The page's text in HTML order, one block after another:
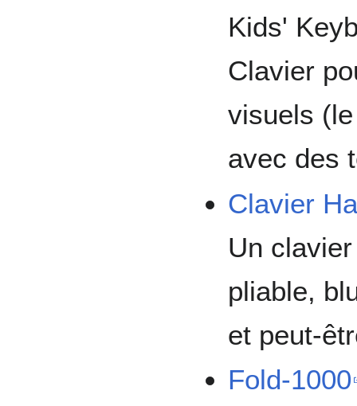
Kids'
Clavier
visuels
avec des
Clavier
Un
pliable,
et peut-
Fold-1000